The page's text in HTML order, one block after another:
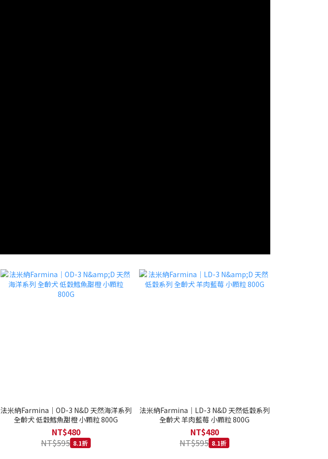
法米納Farmina｜OD-3 N&D 天然海洋系列
全齡犬 低穀鱈魚甜橙 小顆粒 800G
NT$480
NT$595 8.1折
法米納Farmina｜LD-3 N&D 天然低穀系列
全齡犬 羊肉藍莓 小顆粒 800G
NT$480
NT$595 8.1折